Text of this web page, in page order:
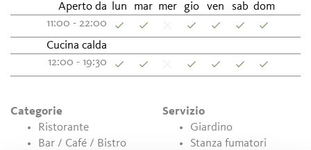
Aperto da lun mar mer gio ven sab dom
11:00 - 22:00
Cucina calda
12:00 - 19:30
Categorie
Ristorante
Bar / Café / Bistro
Servizio
Giardino
Stanza fumatori